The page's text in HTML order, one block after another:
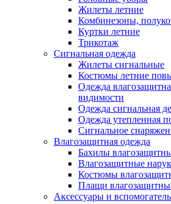
Жилеты летние
Комбинезоны,
Куртки летние
Трикотаж
Сигнальная одежда
Жилеты сигнальные
Костюмы летние
Одежда
видимости
Одежда сигнальная
Одежда утепленная
Сигнальное
Влагозащитная одежда
Бахилы
Влагозащитные
Костюмы
Плащи
Аксессуары и